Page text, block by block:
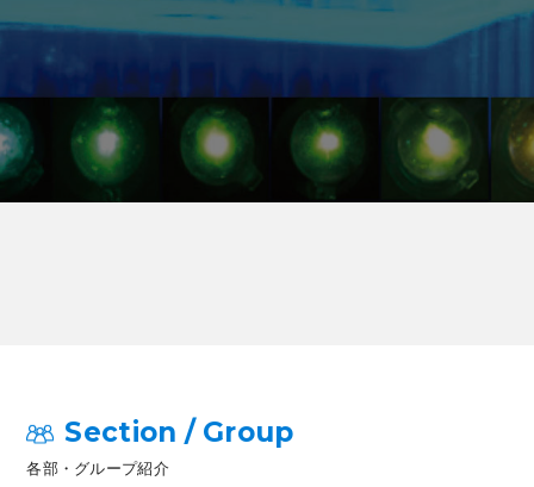
Section / Group
各部・グループ紹介